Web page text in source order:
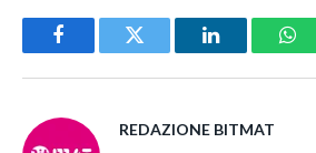
FacebookTwitter LinkedIn
REDAZIONE BITMAT